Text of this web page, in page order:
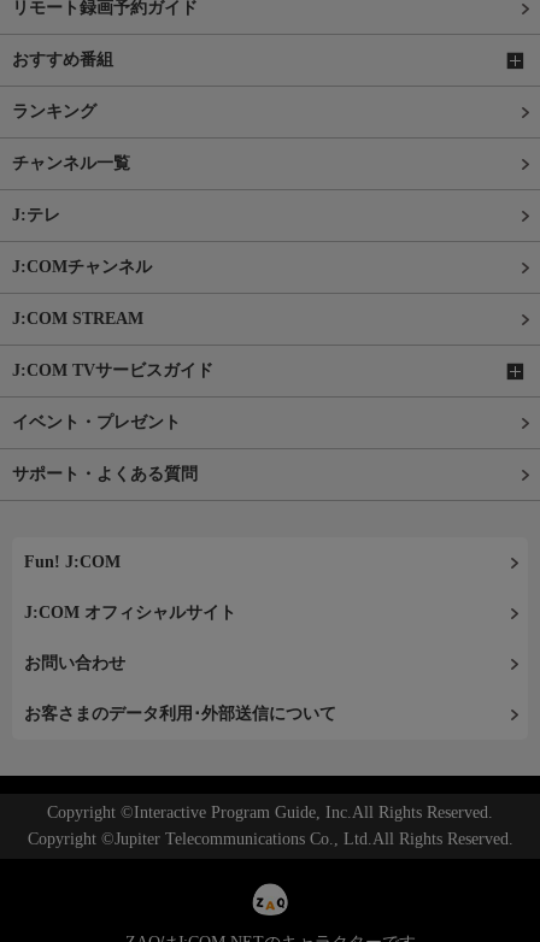
リモート録画予約ガイド
おすすめ番組
ランキング
チャンネル一覧
J:テレ
J:COMチャンネル
J:COM STREAM
J:COM TVサービスガイド
イベント・プレゼント
サポート・よくある質問
Fun! J:COM
J:COM オフィシャルサイト
お問い合わせ
お客さまのデータ利用･外部送信について
Copyright ©Interactive Program Guide, Inc.All Rights Reserved.
Copyright ©Jupiter Telecommunications Co., Ltd.All Rights Reserved.